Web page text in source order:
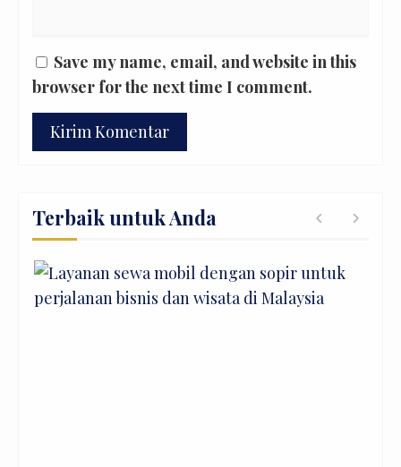
Save my name, email, and website in this
browser for the next time I comment.
Terbaik untuk Anda